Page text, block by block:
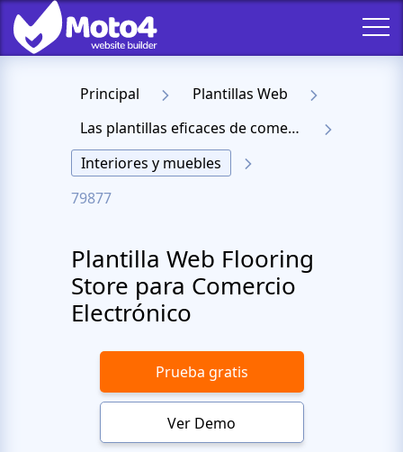
Principal
Plantillas Web
Las plantillas eficaces de comercio electrónico
Interiores y muebles
79877
Plantilla Web Flooring
Store para Comercio
Electrónico
Prueba gratis
Ver Demo